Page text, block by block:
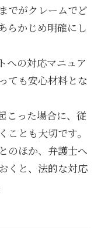
でがクレームでど
らかじめ明確にし
への対応マニュア
ても安心材料とな
こった場合に、従
とも大切です。
のほか、弁護士へ
くと、法的な対応